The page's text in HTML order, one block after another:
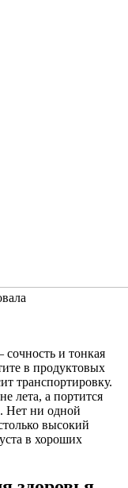
и тонкая
в продуктовых
транспортировку.
лета, а портится
Нет ни одной
высокий
в хороших